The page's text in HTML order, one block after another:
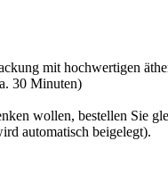
mit hochwertigen
30 Minuten)
wollen, bestellen Sie
automatisch beigelegt).